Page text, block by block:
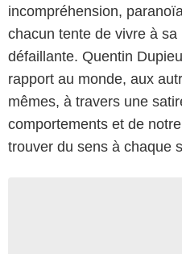
incompréhension,
chacun tente de vivre à
défaillante. Quentin
rapport au monde, aux
mêmes, à travers une
comportements et de
trouver du sens à chaque